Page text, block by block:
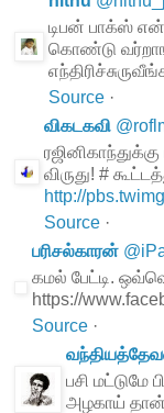
டிபன் பாக்ஸ்
கொண்டு
Source ·
விகடகவி @
விருது! #
http://
Source ·
பரிசல்காரன் @
கமல் பேட்டி.
https://
Source ·
பசி
அழகாய் தான்